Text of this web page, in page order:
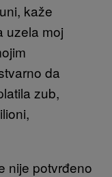
kaže
uzela moj
da
zub,
nije potvrđeno